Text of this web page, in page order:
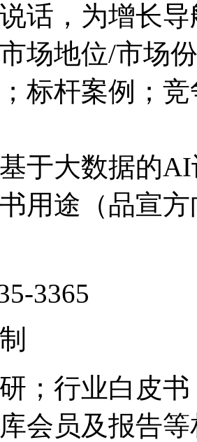
话，为增长导
场地位/市场
标杆案例；
于大数据的
用途（品宣
3365
；行业白皮
会员及报告